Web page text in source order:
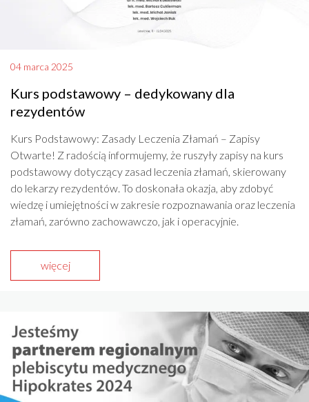
04 marca 2025
Kurs podstawowy – dedykowany dla
rezydentów
Kurs Podstawowy: Zasady Leczenia Złamań – Zapisy
Otwarte! Z radością informujemy, że ruszyły zapisy na kurs
podstawowy dotyczący zasad leczenia złamań, skierowany
do lekarzy rezydentów. To doskonała okazja, aby zdobyć
wiedzę i umiejętności w zakresie rozpoznawania oraz leczenia
złamań, zarówno zachowawczo, jak i operacyjnie.
więcej